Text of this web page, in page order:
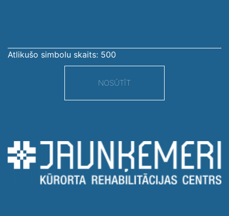
Atlikušo simbolu skaits: 500
NOSŪTĪT